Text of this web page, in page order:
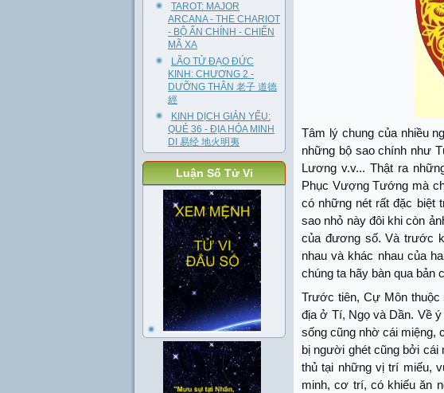
TAROT: MAJOR
ARCANA - THE CHARIOT
- BỘ ẨN CHÍNH - CHIẾN
MÃ XA
LÃO TỬ ĐẠO ĐỨC
KINH: CHƯƠNG 2 -
DƯỠNG THÂN 老子 道德
經
KINH DỊCH GIẢN YẾU:
QUẺ 36 - ĐỊA HỎA MINH
DI 易经 地火明夷
Luận Số Tử Vi
Tâm lý chung của nhiều
những bộ sao chính như
Lương v.v... Thật ra
Phục Vượng Tướng mà
có những nét rất đặc biệt
sao nhỏ này đôi khi còn
của đương số. Và trước
nhau và khác nhau của
chúng ta hãy bàn qua bản
Trước tiên, Cự Môn thuộc
địa ở Tí, Ngọ và Dần. Về
sống cũng nhờ cái miệng,
bị người ghét cũng bởi cái
thủ tại những vị trí miếu,
minh, cơ trí, có khiếu ăn